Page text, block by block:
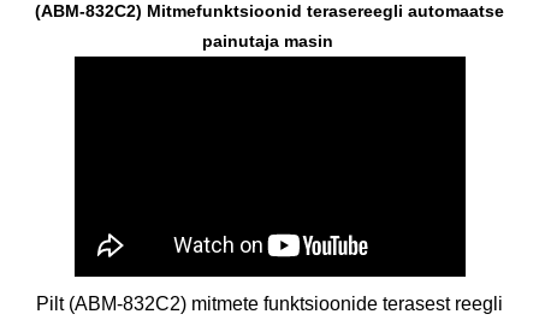
(ABM-832C2) Mitmefunktsioonid terasereegli automaatse
painutaja masin
Pilt (ABM-832C2) mitmete funktsioonide terasest reegli